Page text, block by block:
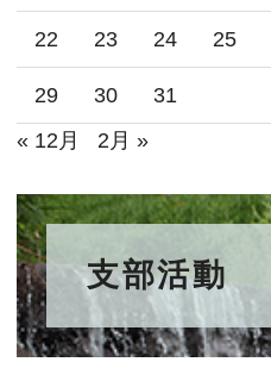
22 23 24 25
29 30
31
« 12月
2月 »
支部活動